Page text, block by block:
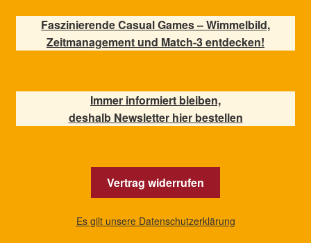
Faszinierende Casual Games – Wimmelbild,
Zeitmanagement und Match-3 entdecken!
Immer informiert bleiben,
deshalb Newsletter hier bestellen
Vertrag widerrufen
Es gilt unsere Datenschutzerklärung